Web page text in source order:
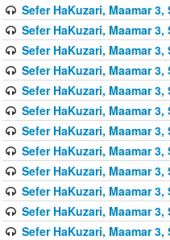
Sefer HaKuzari, Maamar 3,
Sefer HaKuzari, Maamar 3,
Sefer HaKuzari, Maamar 3,
Sefer HaKuzari, Maamar 3,
Sefer HaKuzari, Maamar 3,
Sefer HaKuzari, Maamar 3,
Sefer HaKuzari, Maamar 3,
Sefer HaKuzari, Maamar 3,
Sefer HaKuzari, Maamar 3,
Sefer HaKuzari, Maamar 3,
Sefer HaKuzari, Maamar 3,
Sefer HaKuzari, Maamar 3,